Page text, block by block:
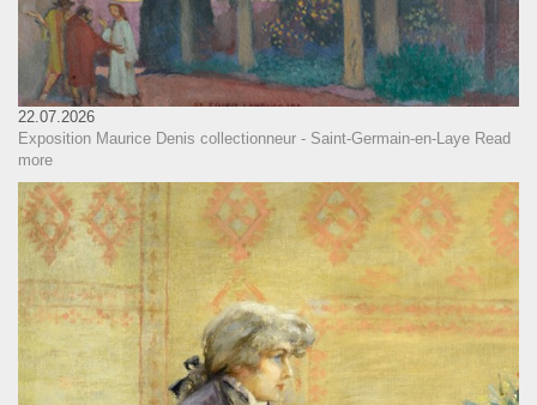
22.07.2026
Exposition Maurice Denis collectionneur - Saint-Germain-en-Laye Read
more